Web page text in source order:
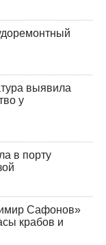
выявила
у
в порту
Сафонов»
крабов и